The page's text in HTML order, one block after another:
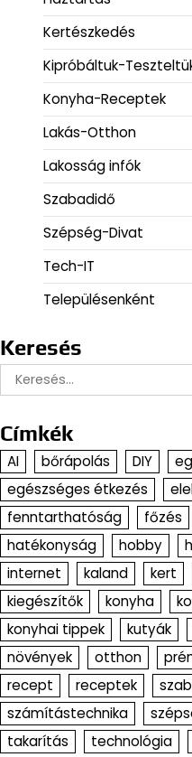
Kertészkedés
Kipróbáltuk-
Konyha-Receptek
Lakás-Otthon
Lakosság infók
Szabadidő
Szépség-Divat
Tech-IT
Településenként
Keresés
Keresés:
Címkék
AI bőrápolás DIY
egészséges étkezés
fenntarthatóság
főzés
hatékonyság
hobby
internet
kaland kert
kiegészítők
konyha
konyhai tippek
kutyák
növények
otthon
recept
receptek
számítástechnika
takarítás
technológia